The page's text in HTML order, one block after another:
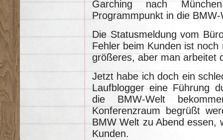
Garching nach
Programmpunkt in die
Die Statusmeldung vom
Fehler beim Kunden ist
größeres, aber man arbeitet
Jetzt habe ich doch ein
Laufblogger eine Führung
die BMW-Welt
Konferenzraum begrüßt
BMW Welt zu Abend essen,
Kunden.